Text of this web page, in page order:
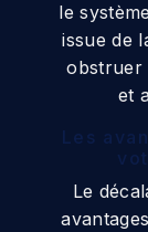
le
issue de
obstruer
et
Les
Le